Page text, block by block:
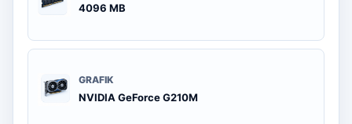
4096 MB
GRAFIK
NVIDIA GeForce G210M